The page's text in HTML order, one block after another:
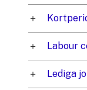
Labour
Lediga